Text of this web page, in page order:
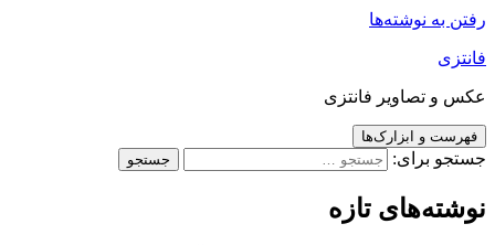
رفتن به نوشته‌ها
فانتزی
عکس و تصاویر فانتزی
فهرست و ابزارک‌ها
جستجو برای:
نوشته‌های تازه